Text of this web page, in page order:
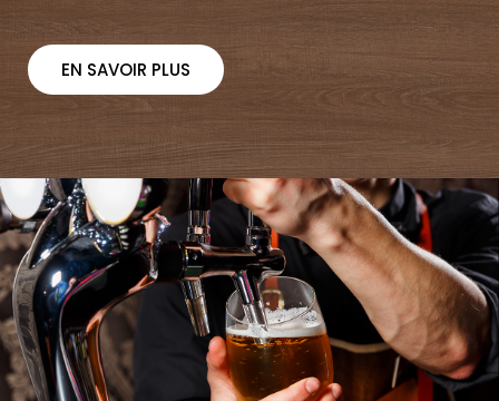
EN SAVOIR PLUS